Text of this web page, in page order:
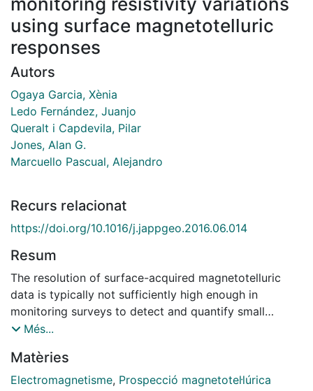
using surface magnetotelluric
responses
Autors
Ogaya Garcia, Xènia
Ledo Fernández, Juanjo
Queralt i Capdevila, Pilar
Jones, Alan G.
Marcuello Pascual, Alejandro
Recurs relacionat
https://doi.org/10.1016/j.jappgeo.2016.06.014
Resum
The resolution of surface-acquired magnetotelluric
data is typically not sufficiently high enough in
monitoring surveys to detect and quantify small
resistivity variations produced within an anomalous
address this deficiency we present an approach, called
"layer stripping", based on the analytical solution of
Més...
Matèries
Electromagnetisme, Prospecció magnetotel·lúrica